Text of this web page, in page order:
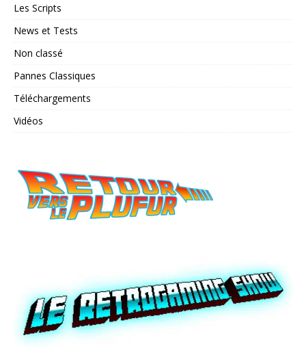
Les Scripts
News et Tests
Non classé
Pannes Classiques
Téléchargements
Vidéos